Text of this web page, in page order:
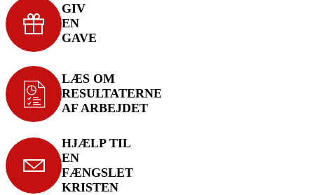
GIV
EN
GAVE
LÆS OM
RESULTATERNE
AF ARBEJDET
HJÆLP TIL
EN
FÆNGSLET
KRISTEN